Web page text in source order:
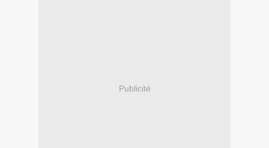
Publicité